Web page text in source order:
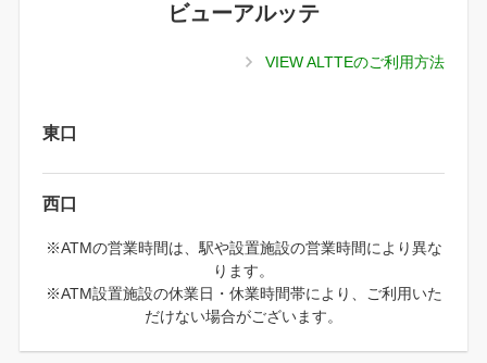
ビューアルッテ
VIEW ALTTEのご利用方法
東口
西口
※ATMの営業時間は、駅や設置施設の営業時間により異な
ります。
※ATM設置施設の休業日・休業時間帯により、ご利用いた
だけない場合がございます。